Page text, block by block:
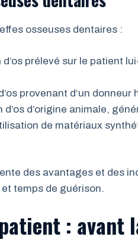
osseuses dentaires :
d’os prélevé sur le patient
provenant d’un donneur
d’os d’origine animale,
de matériaux
des avantages et des
temps de guérison.
: avant